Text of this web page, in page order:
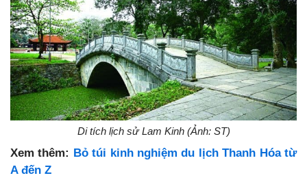
Di tích lịch sử Lam Kinh (Ảnh: ST)
Xem thêm: Bỏ túi kinh nghiệm du lịch Thanh Hóa từ
A đến Z